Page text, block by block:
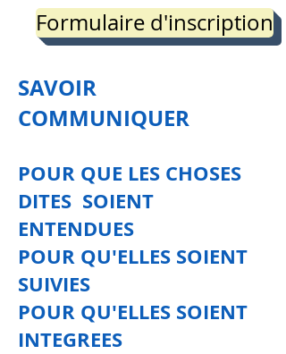
Formulaire d'inscription
SAVOIR
COMMUNIQUER
POUR QUE LES CHOSES
DITES SOIENT
ENTENDUES
POUR QU'ELLES SOIENT
SUIVIES
POUR QU'ELLES SOIENT
INTEGREES